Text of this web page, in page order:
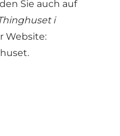
Sie auch auf
i
Website:
.